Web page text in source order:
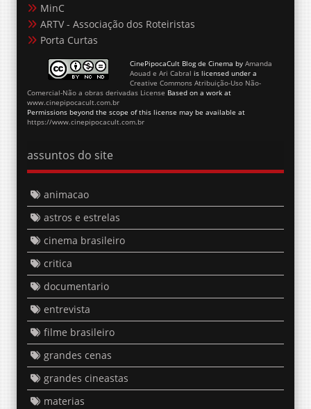
MinC
ARTV - Associação dos Roteiristas
Porta Curtas
CinePipocaCult Blog de Cinema by Amanda
Aouad e Ari Cabral is licensed under a
Creative Commons Atribuição-Uso Não-
Comercial-Não a obras derivadas License Based on a work at
www.cinepipocacult.com.br
Permissions beyond the scope of this license may be available at
https://www.cinepipocacult.com.br
assuntos do site
animacao
astros e estrelas
cinema brasileiro
critica
documentario
entrevista
filme brasileiro
grandes cenas
grandes cineastas
materias